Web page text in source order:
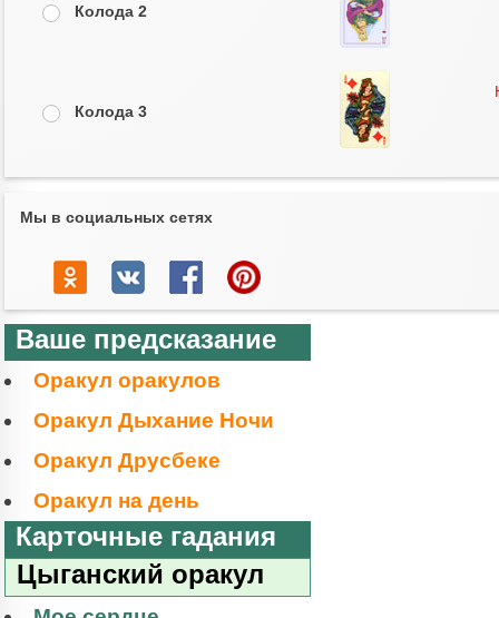
Колода 2
Колода 3
Мы в социальных сетях
Ваше предсказание
Оракул оракулов
Оракул Дыхание Ночи
Оракул Друсбеке
Оракул на день
Карточные гадания
Цыганский оракул